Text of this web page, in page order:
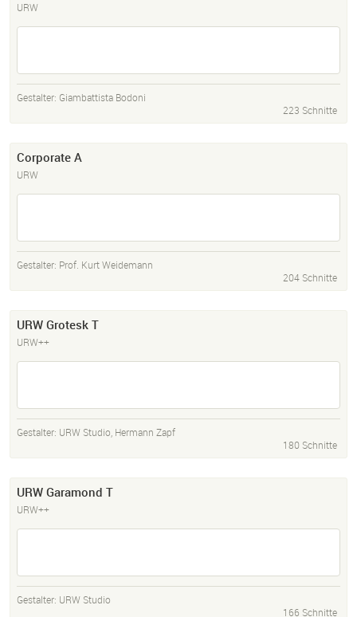
URW
Gestalter: Giambattista Bodoni
223 Schnitte
Corporate A
URW
Gestalter: Prof. Kurt Weidemann
204 Schnitte
URW Grotesk T
URW++
Gestalter: URW Studio, Hermann Zapf
180 Schnitte
URW Garamond T
URW++
Gestalter: URW Studio
166 Schnitte